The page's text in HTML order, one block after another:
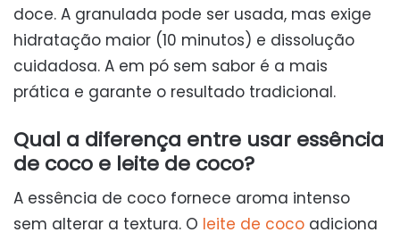
doce. A granulada pode ser usada, mas exige
hidratação maior (10 minutos) e dissolução
cuidadosa. A em pó sem sabor é a mais
prática e garante o resultado tradicional.
Qual a diferença entre usar essência
de coco e leite de coco?
A essência de coco fornece aroma intenso
sem alterar a textura. O leite de coco adiciona